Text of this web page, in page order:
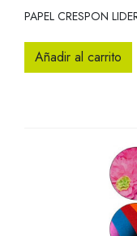
PAPEL CRESPON
Añadir al carrito